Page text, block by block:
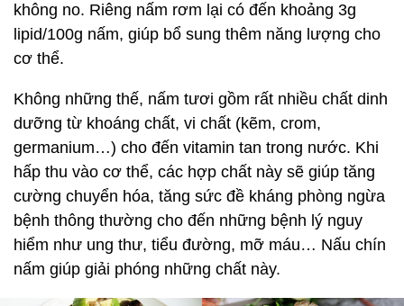
không no. Riêng nấm rơm lại có đến khoảng 3g
lipid/100g nấm, giúp bổ sung thêm năng lượng cho
cơ thể.
Không những thế, nấm tươi gồm rất nhiều chất dinh
dưỡng từ khoáng chất, vi chất (kẽm, crom,
germanium…) cho đến vitamin tan trong nước. Khi
hấp thu vào cơ thể, các hợp chất này sẽ giúp tăng
cường chuyển hóa, tăng sức đề kháng phòng ngừa
bệnh thông thường cho đến những bệnh lý nguy
hiểm như ung thư, tiểu đường, mỡ máu… Nấu chín
nấm giúp giải phóng những chất này.